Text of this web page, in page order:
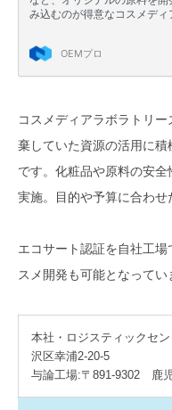
コスメディアラボラトリ
棄していた資源の活用に
です。化粧品や原料の安
実施。目的や予算に合わせ
エコサート認証を自社工
スメ開発も可能となってい
本社・ロジスティックセ
沢区幸浦2-20-5
与論工場:〒891-9302 鹿